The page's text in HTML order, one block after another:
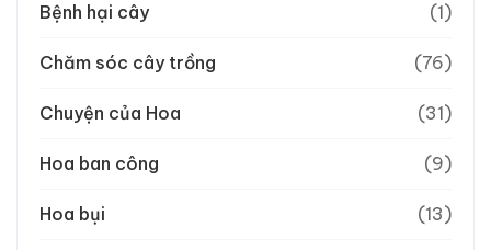
Bệnh hại cây (1)
Chăm sóc cây trồng (76)
Chuyện của Hoa (31)
Hoa ban công (9)
Hoa bụi (13)